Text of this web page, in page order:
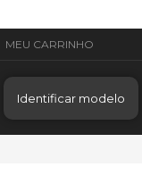
Identificar modelo